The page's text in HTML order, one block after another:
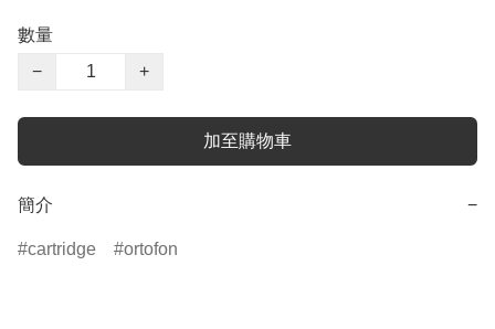
數量
−
+
加至購物車
簡介 −
cartridge ortofon